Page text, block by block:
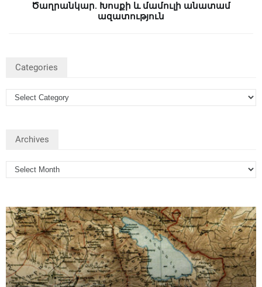
Ծաղրանկար. Խոսքի և մամուլի անատամ
ազատություն
Categories
Archives